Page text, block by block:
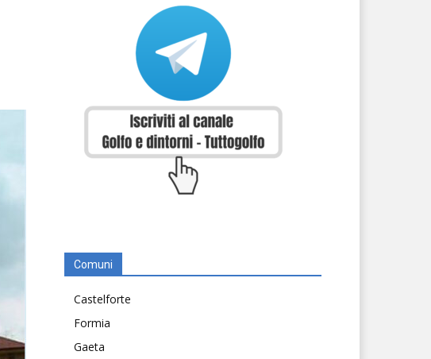
Comuni
Castelforte
Formia
Gaeta